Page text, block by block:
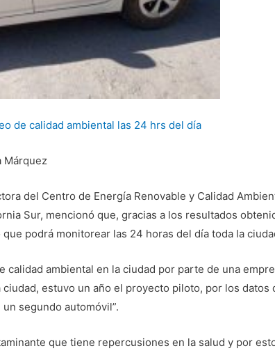
de calidad ambiental las 24 hrs del día
Márquez
del Centro de Energía Renovable y Calidad
Sur, mencionó que, gracias a los resultados
podrá monitorear las 24 horas del día toda la
ambiental en la ciudad por parte de una
estuvo un año el proyecto piloto, por los datos
segundo automóvil”.
que tiene repercusiones en la salud y por